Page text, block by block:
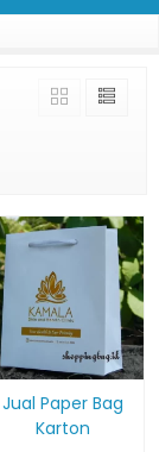
Jual Paper Bag
Karton